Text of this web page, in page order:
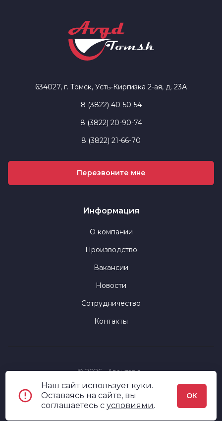
634027, г. Томск, Усть-Киргизка 2-ая, д. 23А
8 (3822) 40-50-54
8 (3822) 20-90-74
8 (3822) 21-66-70
Перезвоните мне
Информация
О компании
Производство
Вакансии
Новости
Сотрудничество
Контакты
© 2026 «Авангард»
Политика конфиденциальности
Пользовательское соглашение
Наш сайт использует куки.
Оставаясь на сайте, вы
соглашаетесь cусловиями.
ОК